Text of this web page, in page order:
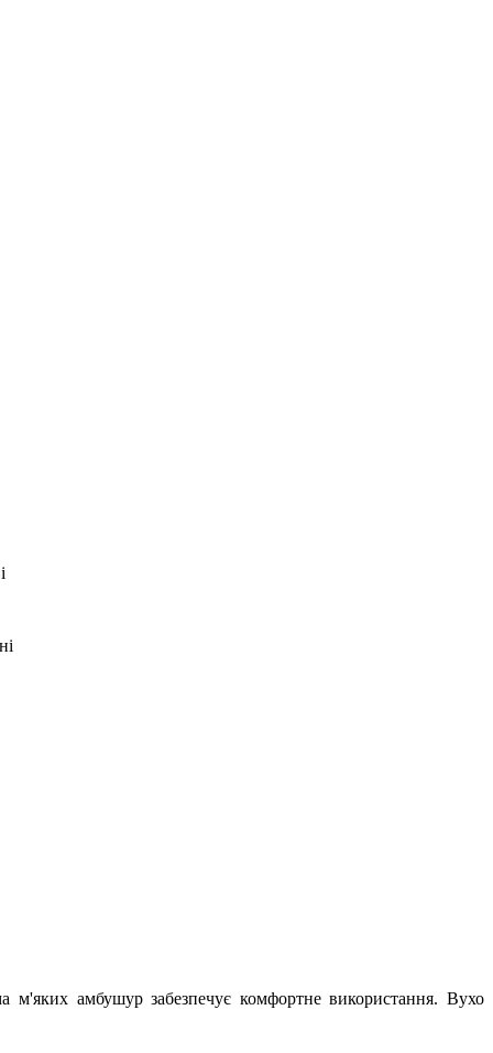
м'яких амбушур забезпечує комфортне використання. Вухо